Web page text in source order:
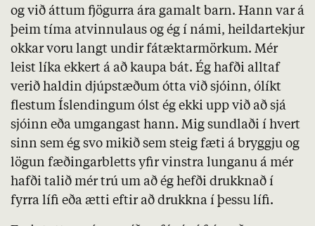
og við áttum fjögurra ára gamalt barn. Hann var á
þeim tíma atvinnulaus og ég í námi, heildartekjur
okkar voru langt undir fátæktarmörkum. Mér
leist líka ekkert á að kaupa bát. Ég hafði alltaf
verið haldin djúpstæðum ótta við sjóinn, ólíkt
flestum Íslendingum ólst ég ekki upp við að sjá
sjóinn eða umgangast hann. Mig sundlaði í hvert
sinn sem ég svo mikið sem steig fæti á bryggju og
lögun fæðingarbletts yfir vinstra lunganu á mér
hafði talið mér trú um að ég hefði drukknað í
fyrra lífi eða ætti eftir að drukkna í þessu lífi.